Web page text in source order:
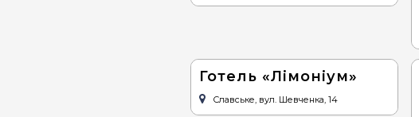
Готель «Лімоніум»
Славське, вул. Шевченка, 14